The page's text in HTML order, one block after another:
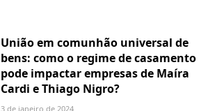
União em comunhão universal de
bens: como o regime de casamento
pode impactar empresas de Maíra
Cardi e Thiago Nigro?
3 de janeiro de 2024